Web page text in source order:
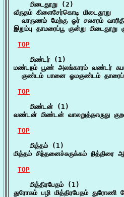
    மிடைதூறு (2)
வீருதம் கிளைசேர்கொடி மிடைதூறு
வாருணம் மேற்கு ஓர் சலசரம்
இறும்பு தாமரைப்பூ குன்று
TOP
    மிண்டர் (1)
மண்டநம் பூண் அலங்காரம் வண்டர்
குண்டம் பானை ஓமகுண்டம்
TOP
    மிண்டன் (1)
வண்டன் மிண்டன் வாலறுத்தஎருது
TOP
    மித்தம் (1)
மித்தம் சிந்தனைச்சுருக்கம்
TOP
    மித்திரபேதம் (1)
துரோகம் பழி மித்திரபேதம்